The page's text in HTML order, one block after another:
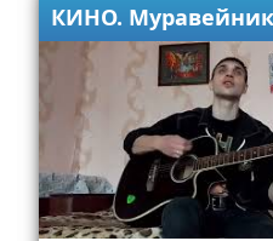
КИНО. Муравейник